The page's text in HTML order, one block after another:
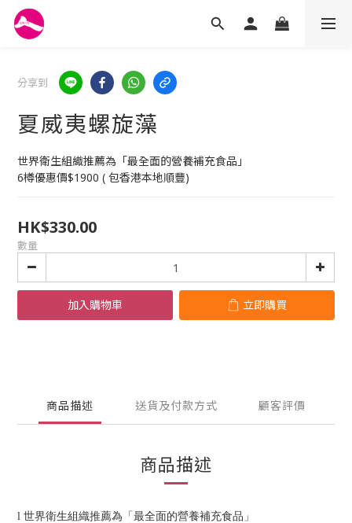
分享到
夏威夷螺旋藻
世界衛生組織推薦為「最全面的營養補充食品」
6樽優惠價$1900 ( 包香港本地順豐)
HK$330.00
數量
加入購物車 立即購買
商品描述 送貨及付款方式 顧客評價
商品描述
l 世界衛生組織推薦為「最全面的營養補充食品」